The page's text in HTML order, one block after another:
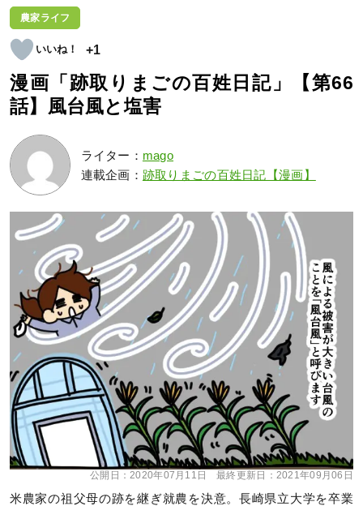
農家ライフ
+1
漫画「跡取りまごの百姓日記」【第66
話】風台風と塩害
ライター： mago
連載企画： 跡取りまごの百姓日記【漫画】
公開日：2020年07月11日 最終更新日： 2021年09月06日
米農家の祖父母の跡を継ぎ就農を決意。長崎県立大学を卒業